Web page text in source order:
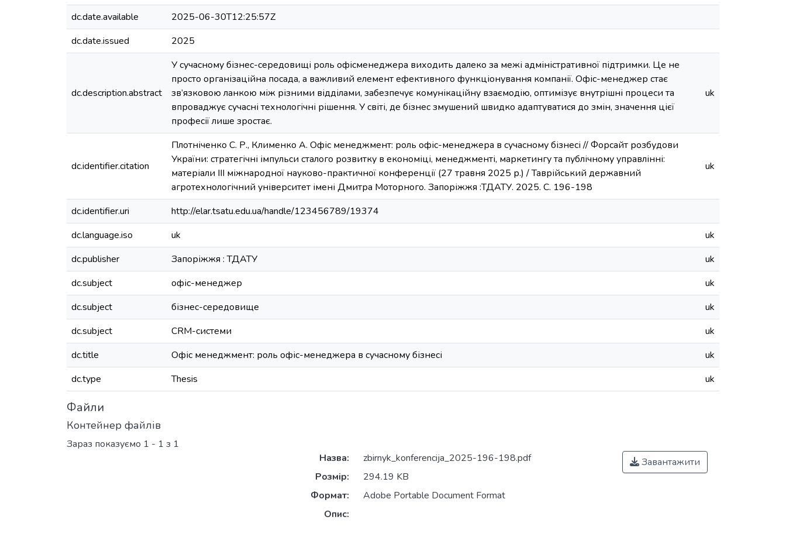
dc.date.available
2025-06-30T12:25:57Z
dc.date.issued
2025
dc.description.abstract
У сучасному бізнес-середовищі роль офісменеджера виходить далеко за межі адміністративної підтримки. Це не
просто організаційна посада, а важливий елемент ефективного функціонування компанії. Офіс-менеджер стає
зв’язковою ланкою між різними відділами, забезпечує комунікаційну взаємодію, оптимізує внутрішні процеси та
впроваджує сучасні технологічні рішення. У світі, де бізнес змушений швидко адаптуватися до змін, значення цієї
професії лише зростає.
uk
dc.identifier.citation
Плотніченко С. Р., Клименко А. Офіс менеджмент: роль офіс-менеджера в сучасному бізнесі // Форсайт розбудови
України: стратегічні імпульси сталого розвитку в економіці, менеджменті, маркетингу та публічному управлінні:
матеріали ІІІ міжнародної науково-практичної конференції (27 травня 2025 р.) / Таврійський державний
агротехнологічний університет імені Дмитра Моторного. Запоріжжя :ТДАТУ. 2025. С. 196-198
uk
dc.identifier.uri
http://elar.tsatu.edu.ua/handle/123456789/19374
dc.language.iso
uk
uk
dc.publisher
Запоріжжя : ТДАТУ
uk
dc.subject
офіс-менеджер
uk
dc.subject
бізнес-середовище
uk
dc.subject
CRM-системи
uk
dc.title
Офіс менеджмент: роль офіс-менеджера в сучасному бізнесі
uk
dc.type
Thesis uk
Файли
Контейнер файлів
Зараз показуємо 1 - 1 з 1
Назва:
zbirnyk_konferencija_2025-196-198.pdf
Розмір:
294.19 KB
Формат:
Adobe Portable Document Format
Опис:
Завантажити